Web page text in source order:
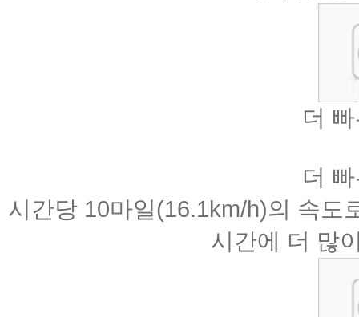
더
더
시간당 10마일(16.1km/h)의 속도
시간에 더 많